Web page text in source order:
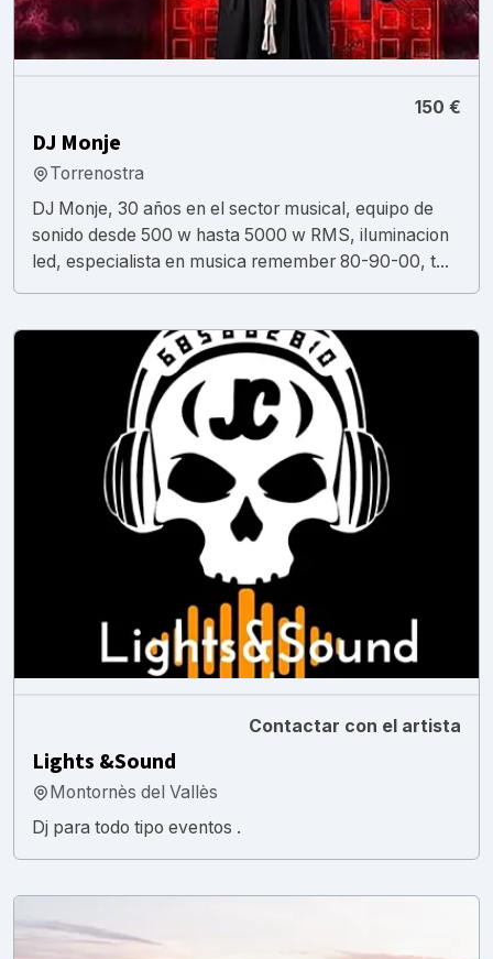
150 €
DJ Monje
Torrenostra
DJ Monje, 30 años en el sector musical, equipo de
sonido desde 500 w hasta 5000 w RMS, iluminacion
led, especialista en musica remember 80-90-00, t...
Contactar con el artista
Lights &Sound
Montornès del Vallès
Dj para todo tipo eventos .